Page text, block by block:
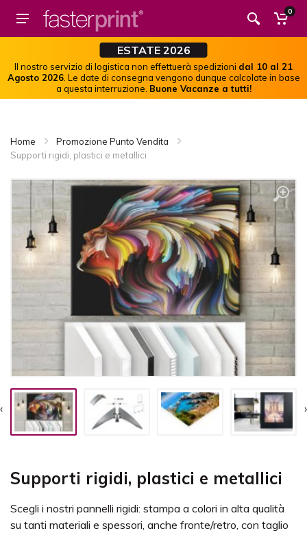
0
ESTATE 2026
Il nostro servizio di logistica non effettuerà spedizioni dal 10 al 21
Agosto 2026. Le date di consegna vengono dunque calcolate in base
a questa interruzione. Buone Vacanze a tutti!
Home
Promozione Punto Vendita
Supporti rigidi, plastici e metallici
‹ ›
Supporti rigidi, plastici e metallici
Scegli i nostri pannelli rigidi: stampa a colori in alta qualità
su tanti materiali e spessori, anche fronte/retro, con taglio